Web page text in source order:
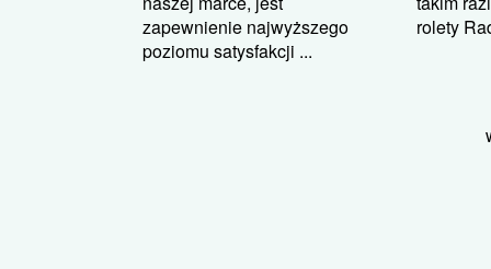
zapewnienie najwyższego
poziomu satysfakcji ...
rolety